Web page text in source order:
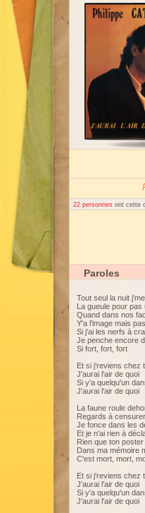
22 personnes ont cette
Paroles
Tout seul la nuit
La gueule pour pas
Quand dans nos
Y'a l'image mais
Si j'ai les nerfs à
Je penche encore
Si fort, fort, fort
Et si j'reviens chez
J'aurai l'air de quoi
Si y'a quelqu'un
J'aurai l'air de quoi
La faune roule
Regards à censurer
Je fonce dans les
Et je n'ai rien à
Rien que ton poster
Dans ma mémoire
C'est mort, mort,
Et si j'reviens chez
J'aurai l'air de quoi
Si y'a quelqu'un
J'aurai l'air de quoi